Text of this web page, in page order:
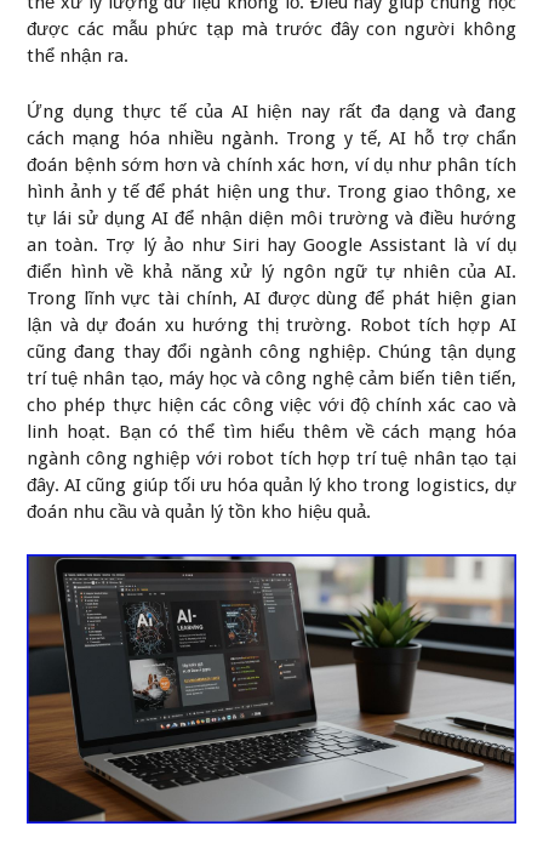
được các mẫu phức tạp mà trước đây con người không
thể nhận ra.
Ứng dụng thực tế của AI hiện nay rất đa dạng và đang
cách mạng hóa nhiều ngành. Trong y tế, AI hỗ trợ chẩn
đoán bệnh sớm hơn và chính xác hơn, ví dụ như phân tích
hình ảnh y tế để phát hiện ung thư. Trong giao thông, xe
tự lái sử dụng AI để nhận diện môi trường và điều hướng
an toàn. Trợ lý ảo như Siri hay Google Assistant là ví dụ
điển hình về khả năng xử lý ngôn ngữ tự nhiên của AI.
Trong lĩnh vực tài chính, AI được dùng để phát hiện gian
lận và dự đoán xu hướng thị trường. Robot tích hợp AI
cũng đang thay đổi ngành công nghiệp. Chúng tận dụng
trí tuệ nhân tạo, máy học và công nghệ cảm biến tiên tiến,
cho phép thực hiện các công việc với độ chính xác cao và
linh hoạt. Bạn có thể tìm hiểu thêm về cách mạng hóa
ngành công nghiệp với robot tích hợp trí tuệ nhân tạo tại
đây. AI cũng giúp tối ưu hóa quản lý kho trong logistics, dự
đoán nhu cầu và quản lý tồn kho hiệu quả.